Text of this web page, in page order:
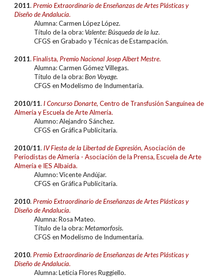
2011. Premio Extraordinariode Enseñanzas de Artes Plásticas y
Diseño de Andalucía.
Alumna:Carmen López López.
Título de la obra: Valente: Búsqueda de la luz.
CFGS enGrabado y Técnicas de Estampación.
2011.Finalista, Premio Nacional Josep Albert Mestre.
Alumna:Carmen Gómez Villegas.
Título de la obra:Bon Voyage.
CFGS enModelismo de Indumentaria.
2010/11. I Concurso Donarte,Centro de Transfusión Sanguínea de
Almería y Escuela de Arte Almería.
Alumno: Alejandro Sánchez.
CFGS enGráfica Publicitaria.
2010/11. IV Fiesta de la Libertad de Expresión, Asociación de
Periodistas de Almería - Asociación de la Prensa, Escuela de Arte
Almería e IES Albaida.
Alumno: Vicente Andújar.
CFGS enGráfica Publicitaria.
2010. Premio Extraordinariode Enseñanzas de Artes Plásticas y
Diseño de Andalucía.
Alumna: Rosa Mateo.
Título de la obra:Metamorfosis.
CFGS enModelismo de Indumentaria.
2010. Premio Extraordinariode Enseñanzas de Artes Plásticas y
Diseño de Andalucía.
Alumna: Leticia Flores Ruggiello.